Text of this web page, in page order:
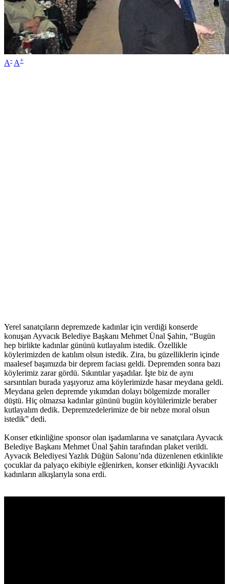
A- A+
Yerel sanatçıların depremzede kadınlar için verdiği konserde
konuşan Ayvacık Belediye Başkanı Mehmet Ünal Şahin, “Bugün
hep birlikte kadınlar gününü kutlayalım istedik. Özellikle
köylerimizden de katılım olsun istedik. Zira, bu güzelliklerin içinde
maalesef başımızda bir deprem faciası geldi. Depremden sonra bazı
köylerimiz zarar gördü. Sıkıntılar yaşadılar. İşte biz de aynı
sarsıntıları burada yaşıyoruz ama köylerimizde hasar meydana geldi.
Meydana gelen depremde yıkımdan dolayı bölgemizde moraller
düştü. Hiç olmazsa kadınlar gününü bugün köylülerimizle beraber
kutlayalım dedik. Depremzedelerimize de bir nebze moral olsun
istedik” dedi.
Konser etkinliğine sponsor olan işadamlarına ve sanatçılara Ayvacık
Belediye Başkanı Mehmet Ünal Şahin tarafından plaket verildi.
Ayvacık Belediyesi Yazlık Düğün Salonu’nda düzenlenen etkinlikte
çocuklar da palyaço ekibiyle eğlenirken, konser etkinliği Ayvacıklı
kadınların alkışlarıyla sona erdi.